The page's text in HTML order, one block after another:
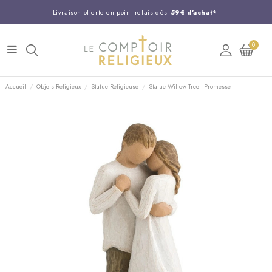
Livraison offerte en point relais dès 59€ d'achat*
Entreprise Française familiale
Support client disponible au 03 20 24 74 15
Commandez avant 14H, expédition le jour même !
0
Accueil Objets Religieux Statue Religieuse Statue Willow Tree - Promesse